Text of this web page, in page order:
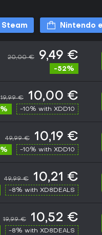
Steam Nintendo
20,00 € 9,49 €
-52%
19,99 € 10,00 €
-10% with XDD10
49,99 € 10,19 €
-10% with XDD10
49,99 € 10,21 €
-8% with XD8DEALS
19,99 € 10,52 €
-8% with XD8DEALS